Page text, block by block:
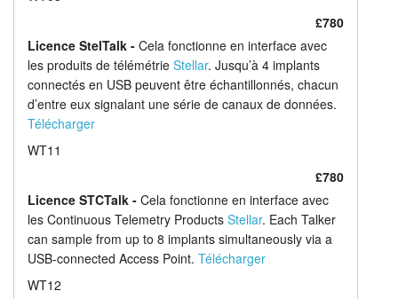
£780
Licence StelTalk - Cela fonctionne en interface avec
les produits de télémétrie Stellar. Jusqu’à 4 implants
connectés en USB peuvent être échantillonnés, chacun
d’entre eux signalant une série de canaux de données.
Télécharger
WT11
£780
Licence STCTalk - Cela fonctionne en interface avec
les Continuous Telemetry Products Stellar. Each Talker
can sample from up to 8 implants simultaneously via a
USB-connected Access Point. Télécharger
WT12